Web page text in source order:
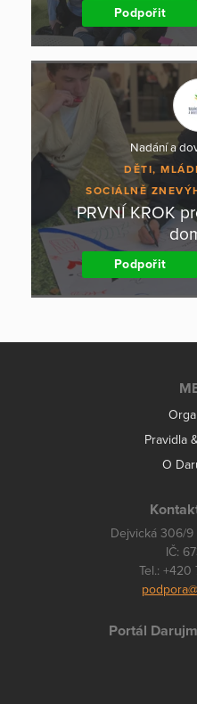
Podpořit
Nadání a
DĚTI,
SOCIÁLNĚ
PRVNÍ KROK
Podpořit
Pravidla
O
Dejvická 306/
IČ:
Tel.: +420
Portál